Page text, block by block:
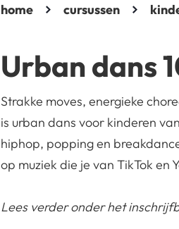
home cursussen
Urban dans
Strakke moves, energieke
is urban dans voor kinderen
hiphop, popping en
op muziek die je van TikTok en
Lees verder onder het